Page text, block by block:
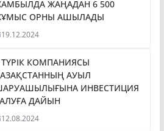
ЖАҢАДАН 6 500
ОРНЫ АШЫЛАДЫ
19.12.2024
ТҮРІК КОМПАНИЯСЫ
АУЫЛ
ИНВЕСТИЦИЯ
ДАЙЫН
12.08.2024